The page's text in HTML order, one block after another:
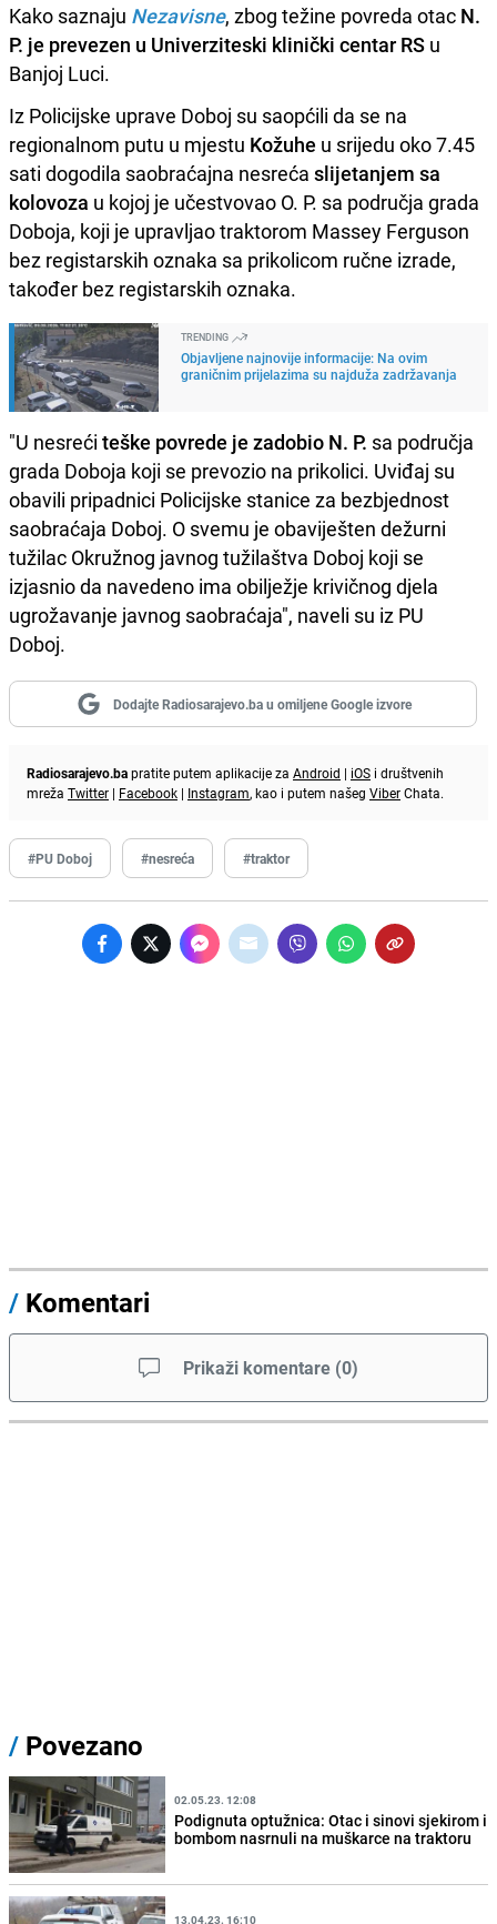
Kako saznaju Nezavisne, zbog težine povreda otac N.
P. je prevezen u Univerziteski klinički centar RS u
Banjoj Luci.
Iz Policijske uprave Doboj su saopćili da se na
regionalnom putu u mjestu Kožuhe u srijedu oko 7.45
sati dogodila saobraćajna nesreća slijetanjem sa
kolovoza u kojoj je učestvovao O. P. sa područja grada
Doboja, koji je upravljao traktorom Massey Ferguson
bez registarskih oznaka sa prikolicom ručne izrade,
također bez registarskih oznaka.
TRENDING
Objavljene najnovije informacije: Na ovim
graničnim prijelazima su najduža zadržavanja
"U nesreći teške povrede je zadobio N. P. sa područja
grada Doboja koji se prevozio na prikolici. Uviđaj su
obavili pripadnici Policijske stanice za bezbjednost
saobraćaja Doboj. O svemu je obaviješten dežurni
tužilac Okružnog javnog tužilaštva Doboj koji se
izjasnio da navedeno ima obilježje krivičnog djela
ugrožavanje javnog saobraćaja", naveli su iz PU
Doboj.
Dodajte Radiosarajevo.ba u omiljene Google izvore
Radiosarajevo.bapratite putem aplikacije za Android | iOS i društvenih
mreža Twitter | Facebook | Instagram, kao i putem našeg ViberChata.
#PU Doboj #nesreća #traktor
/ Komentari
Prikaži komentare (0)
/ Povezano
02.05.23. 12:08
Podignuta optužnica: Otac i sinovi sjekirom i
bombom nasrnuli na muškarce na traktoru
13.04.23. 16:10